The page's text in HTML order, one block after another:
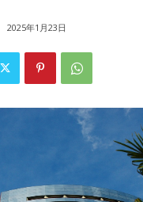
2025年1月23日